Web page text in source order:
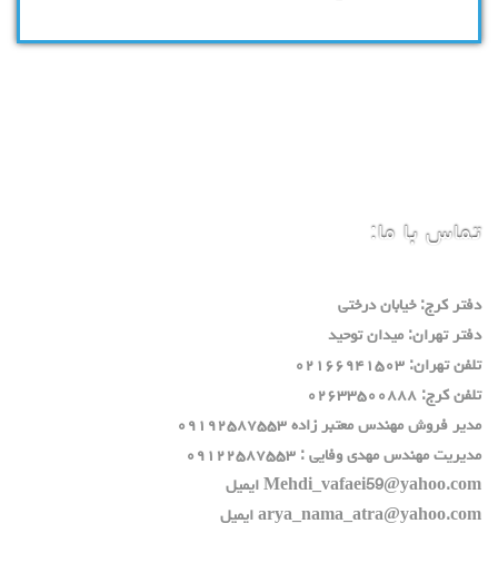
تماس با ما:
دفتر كرج: خيابان درختي
دفتر تهران: ميدان توحيد
تلفن تهران: ٠٢١٦٦٩٤١٥٠٣
تلفن كرج: ٠٢٦٣٣٥٠٠٨٨٨
مدير فروش مهندس معتبر زاده ٠٩١٩٢٥٨٧٥٥٣
مديريت مهندس مهدي وفايي : ٠٩١٢٢٥٨٧٥٥٣
Mehdi_vafaei59@yahoo.com ايميل
arya_nama_atra@yahoo.com ايميل